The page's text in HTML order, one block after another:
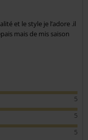
et le style je l’adore .il
mais de mis saison
5
5
5